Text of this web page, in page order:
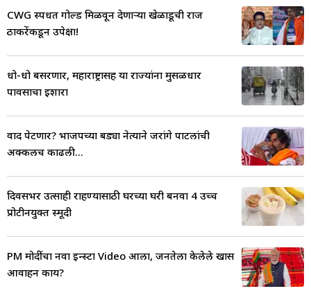
CWG स्पर्धेत गोल्ड मिळवून देणाऱ्या खेळाडूची राज
ठाकरेंकडून उपेक्षा!
धो-धो बसरणार, महाराष्ट्रासह या राज्यांना मुसळधार
पावसाचा इशारा
वाद पेटणार? भाजपच्या बड्या नेत्याने जरांगे पाटलांची
अक्कलच काढली...
दिवसभर उत्साही राहण्यासाठी घरच्या घरी बनवा 4 उच्च
प्रोटीनयुक्त स्मूदी
PM मोदींचा नवा इन्स्टा Video आला, जनतेला केलेले खास
आवाहन काय?